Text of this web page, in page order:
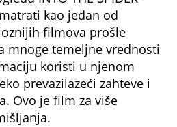
kao jedan od
filmova prošle
mnoge temeljne vrednosti
koristi u njenom
prevazilazeći zahteve i
Ovo je film za više